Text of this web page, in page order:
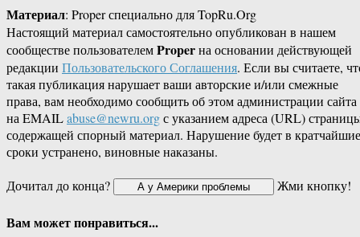
Материал: Proper специально для TopRu.Org
Настоящий материал самостоятельно опубликован в нашем
сообществе пользователемProperна основании действующей
редакции Пользовательского Соглашения. Если вы считаете,
такая публикация нарушает ваши авторские и/или смежные
права, вам необходимо сообщить об этом администрации сайта
на EMAILabuse@newru.orgс указанием адреса (URL)
содержащей спорный материал. Нарушение будет в кратчайшие
сроки устранено, виновные наказаны.
Дочитал до конца?
Жми кнопку!
Вам может понравиться...